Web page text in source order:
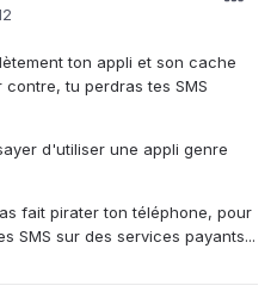
ton appli et son cache
tu perdras tes SMS
d'utiliser une appli genre
fait pirater ton téléphone, pour
SMS sur des services payants...